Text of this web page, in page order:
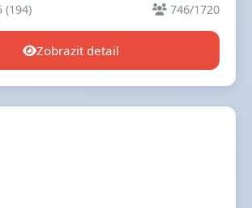
(194) 746/1720
Zobrazit detail